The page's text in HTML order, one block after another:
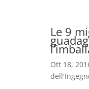
Le 9
Ott 18,